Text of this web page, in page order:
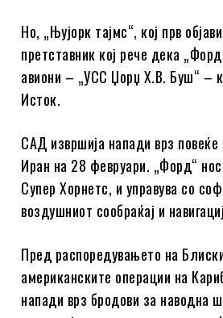
Но, „Њујорк тајмс“, кој прв
претставник кој рече дека
авиони – „УСС Џорџ Х.В. Буш“ –
Исток.
САД извршија напади врз
Иран на 28 февруари. „Форд“
Супер Хорнетс, и управува со
воздушниот сообраќај и
Пред распоредувањето на
американските операции на
напади врз бродови за наводна